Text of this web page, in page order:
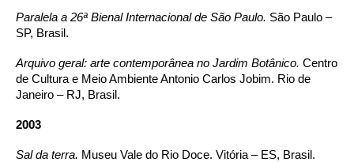
Paralela a 26ª Bienal Internacional de São Paulo. São Paulo –
SP, Brasil.
Arquivo geral: arte contemporânea no Jardim Botânico. Centro
de Cultura e Meio Ambiente Antonio Carlos Jobim. Rio de
Janeiro – RJ, Brasil.
2003
Sal da terra. Museu Vale do Rio Doce. Vitória – ES, Brasil.